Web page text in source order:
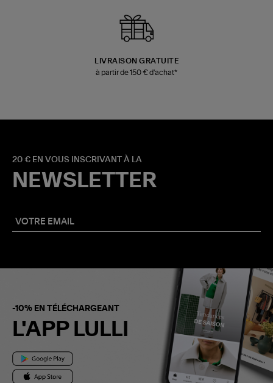
LIVRAISON GRATUITE
à partir de 150 € d'achat*
20 € EN VOUS INSCRIVANT À LA
NEWSLETTER
-10% EN TÉLÉCHARGEANT
L'APP LULLI